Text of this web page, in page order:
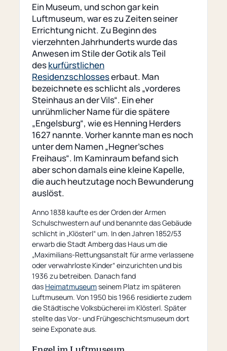
Ein Museum, und schon gar kein
Luftmuseum, war es zu Zeiten seiner
Errichtung nicht. Zu Beginn des
vierzehnten Jahrhunderts wurde das
Anwesen im Stile der Gotik als Teil
deskurfürstlichen
Residenzschlosseserbaut. Man
bezeichnete es schlicht als „vorderes
Steinhaus an der Vils“. Ein eher
unrühmlicher Name für die spätere
„Engelsburg“, wie es Henning Herders
1627 nannte. Vorher kannte man es noch
unter dem Namen „Hegner’sches
Freihaus“. Im Kaminraum befand sich
aber schon damals eine kleine Kapelle,
die auch heutzutage noch Bewunderung
auslöst.
Anno 1838 kaufte es der Orden der Armen
Schulschwestern auf und benannte das Gebäude
schlicht in „Klösterl“ um. In den Jahren 1852/53
erwarb die Stadt Amberg das Haus um die
„Maximilians-Rettungsanstalt für arme verlassene
oder verwahrloste Kinder“ einzurichten und bis
1936 zu betreiben. Danach fand
das Heimatmuseumseinem Platz im späteren
Luftmuseum. Von 1950 bis 1966 residierte zudem
die Städtische Volksbücherei im Klösterl. Später
stellte das Vor- und Frühgeschichtsmuseum dort
seine Exponate aus.